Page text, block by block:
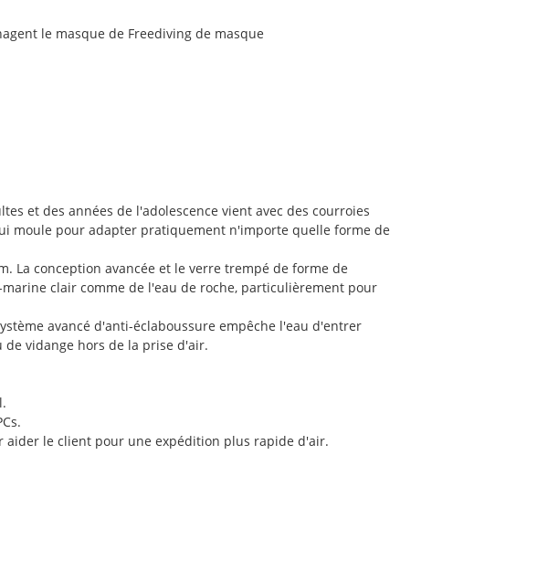
le masque de Freediving de masque
et des années de l'adolescence vient avec des courroies
moule pour adapter pratiquement n'importe quelle forme de
La conception avancée et le verre trempé de forme de
clair comme de l'eau de roche, particulièrement pour
système avancé d'anti-éclaboussure empêche l'eau d'entrer
vidange hors de la prise d'air.
aider le client pour une expédition plus rapide d'air.